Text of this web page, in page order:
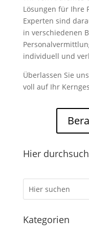
Lösungen für Ihre
Experten sind
in verschiedenen
individuell und
Überlassen Sie
voll auf Ihr
Hier
Kategorien